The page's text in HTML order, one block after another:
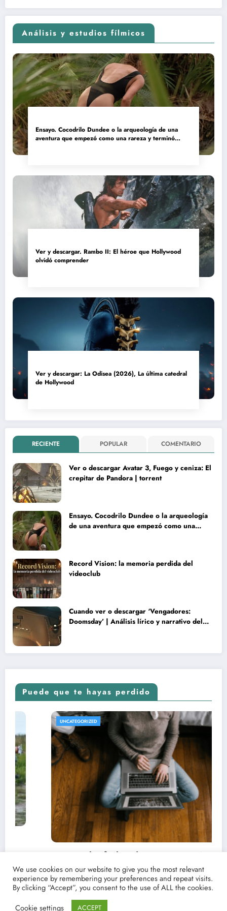
Análisis y estudios fílmicos
Ensayo. Cocodrilo Dundee o la arqueología de una
aventura que empezó como una rareza y terminó
Ver y descargar. Rambo II: El héroe que Hollywood
olvidó comprender
Ver y descargar: La Odisea (2026), La última catedral
de Hollywood
RECIENTE POPULAR COMENTARIO
Ver o descargar Avatar 3, Fuego y ceniza: El
crepitar de Pandora | torrent
Ensayo. Cocodrilo Dundee o la arqueología
de una aventura que empezó como una
Record Vision: la memoria perdida del
videoclub
Cuando ver o descargar ‘Vengadores:
Doomsday’ | Análisis lírico y narrativo del
Puede que te hayas perdido
fechas de estrenos y críticas de
y series favoritas con Point
lucenpop
REVISTA DE CINE |
We use cookies on our website to give you the most relevant
experience by remembering your preferences and repeat visits.
By clicking “Accept”, you consent to the use of ALL the cookies.
Cookie settings
ACCEPT